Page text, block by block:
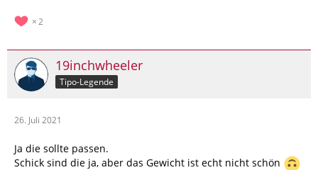
2
19inchwheeler
Tipo-Legende
26. Juli 2021
Ja die sollte passen.
Schick sind die ja, aber das Gewicht ist echt nicht schön